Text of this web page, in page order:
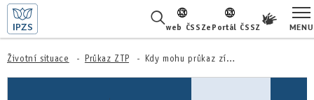
web ČSSZePortál ČSSZ MENU
ŽIVOTNÍ SITUACE
Životní situace Průkaz ZTP Kdy mohu průkaz získat?